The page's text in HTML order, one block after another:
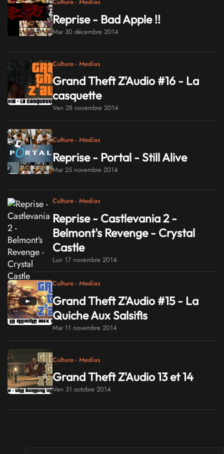
Reprise - Bad Apple !!
Mar 30 décembre 2014
Culture - Medias
Grand Theft Z'Audio #16 - La
casquette
Ven 28 novembre 2014
Culture - Medias
Reprise - Portal - Still Alive
Mar 25 novembre 2014
Culture - Medias
Reprise - Castlevania 2 -
Belmont's Revenge - Crystal
Castle
Lun 17 novembre 2014
Culture - Medias
Grand Theft Z'Audio #15 - La
Quiche Aux Salsifis
Mar 11 novembre 2014
Culture - Medias
Grand Theft Z'Audio 13 et 14
Ven 31 octobre 2014